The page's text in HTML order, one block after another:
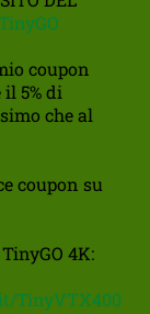
coupon
5% di
che al
coupon su
4K:
TinyVTX400